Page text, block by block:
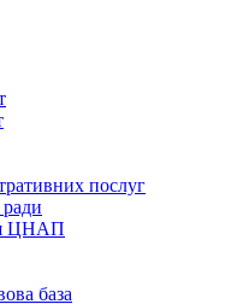
послуг
ради
ЦНАП
база